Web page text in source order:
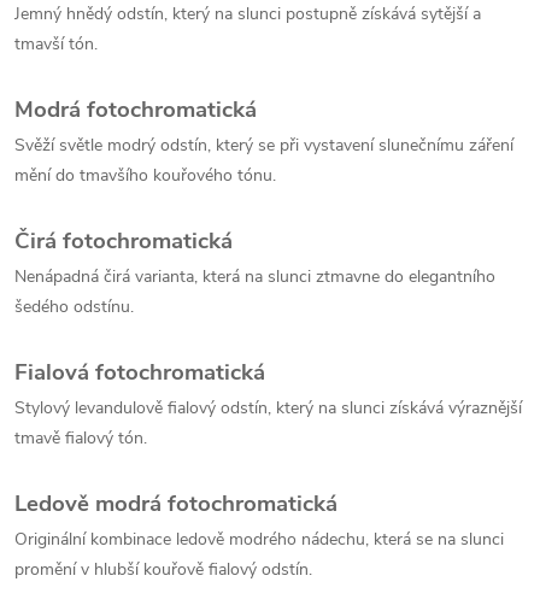
Jemný hnědý odstín, který na slunci postupně získává sytější a
tmavší tón.
Modrá fotochromatická
Svěží světle modrý odstín, který se při vystavení slunečnímu záření
mění do tmavšího kouřového tónu.
Čirá fotochromatická
Nenápadná čirá varianta, která na slunci ztmavne do elegantního
šedého odstínu.
Fialová fotochromatická
Stylový levandulově fialový odstín, který na slunci získává výraznější
tmavě fialový tón.
Ledově modrá fotochromatická
Originální kombinace ledově modrého nádechu, která se na slunci
promění v hlubší kouřově fialový odstín.